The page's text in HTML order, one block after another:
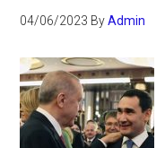
04/06/2023 ByAdmin